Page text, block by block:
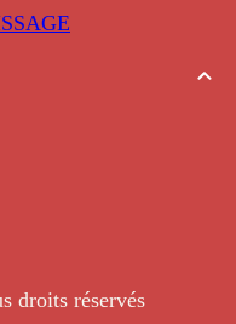
droits réservés